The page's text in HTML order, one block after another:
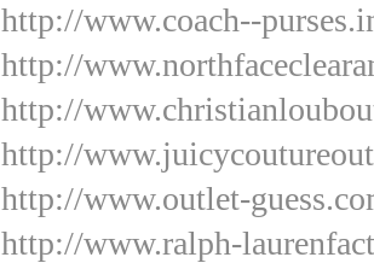
http://www.coach--
http://
http://
http://
http://www.outlet-
http://www.ralph-